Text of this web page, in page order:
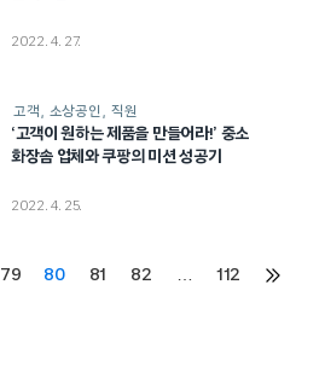
2022. 4. 27.
고객 소상공인 직원
‘고객이 원하는 제품을 만들어라!’ 중소
화장솜 업체와 쿠팡의 미션 성공기
2022. 4. 25.
79 80 81 82 … 112
다음